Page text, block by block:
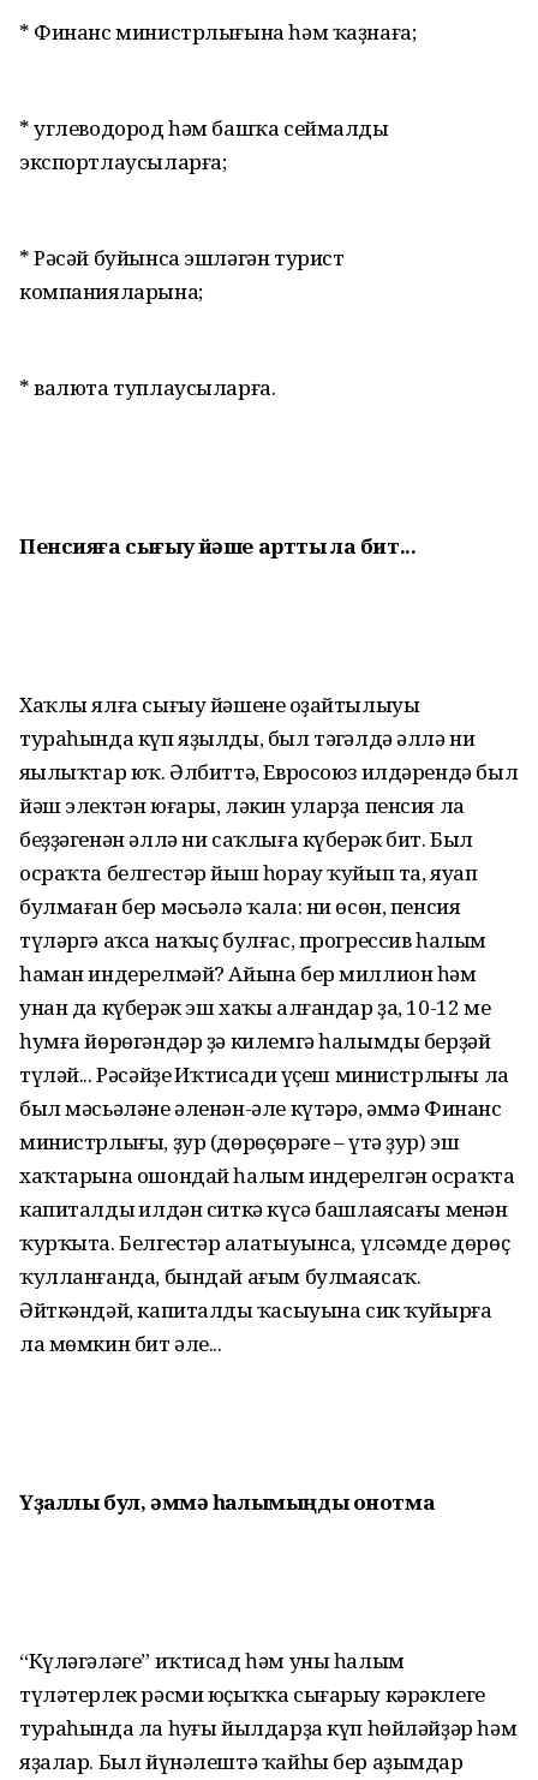
* Финанс министрлығына һәм ҡаҙнаға;
* углеводород һәм башҡа сеймалды
экспортлаусыларға;
* Рәсәй буйынса эшләгән турист
компанияларына;
* валюта туплаусыларға.
Пенсияға сығыу йәше артты ла бит...
Хаҡлы ялға сығыу йәшенең оҙайтылыуы
тураһында күп яҙылды, был тәңгәлдә әллә ни
яңылыҡтар юҡ. Әлбиттә, Евросоюз илдәрендә был
йәш электән юғары, ләкин уларҙа пенсия ла
беҙҙәгенән әллә ни саҡлыға күберәк бит. Был
осраҡта белгестәр йыш һорау ҡуйып та, яуап
булмаған бер мәсьәлә ҡала: ни өсөн, пенсия
түләргә аҡса наҡыҫ булғас, прогрессив һалым
һаман индерелмәй? Айына бер миллион һәм
унан да күберәк эш хаҡы алғандар ҙа, 10-12 мең
һумға йөрөгәндәр ҙә килемгә һалымды берҙәй
түләй... Рәсәйҙең Иҡтисади үҫеш министрлығы ла
был мәсьәләне әленән-әле күтәрә, әммә Финанс
министрлығы, ҙур (дөрөҫөрәге – үтә ҙур) эш
хаҡтарына ошондай һалым индерелгән осраҡта
капиталдың илдән ситкә күсә башлаясағы менән
ҡурҡыта. Белгестәр аңлатыуынса, үлсәмде дөрөҫ
ҡулланғанда, бындай ағым бул­маясаҡ.
Әйткәндәй, капиталдың ҡасыуына сик ҡуйырға
ла мөмкин бит әле...
Үҙаллы бул, әммә һалымыңды онотма
“Күләгәләге” иҡтисад һәм уны һалым
түләтерлек рәсми юҫыҡҡа сығарыу кәрәк­леге
тураһында ла һуңғы йылдарҙа күп һөйләйҙәр һәм
яҙалар. Был йүнәлештә ҡайһы бер аҙымдар